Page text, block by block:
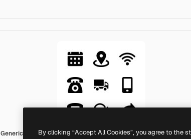
Generic GlyphBy clicking “Accept All Cookies”, you agree to the